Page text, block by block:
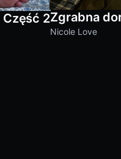
Część 2Zgrabna
Nicole Love